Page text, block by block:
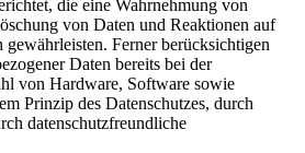
die eine Wahrnehmung von
von Daten und Reaktionen auf
Ferner berücksichtigen
Daten bereits bei der
von Hardware, Software sowie
Prinzip des Datenschutzes, durch
datenschutzfreundliche